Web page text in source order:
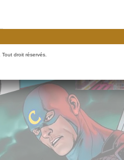
droit réservés.